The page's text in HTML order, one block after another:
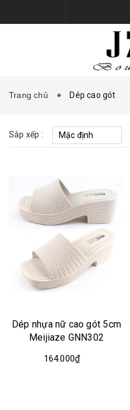
TRANG CHỦ BỘ
SẢN PHẨM PHỤ
KHUYẾN MẠI
Trang chủ Dép cao gót
Sắp xếp :
Dép nhựa nữ cao gót 5cm
Meijiaze GNN302
164.000₫